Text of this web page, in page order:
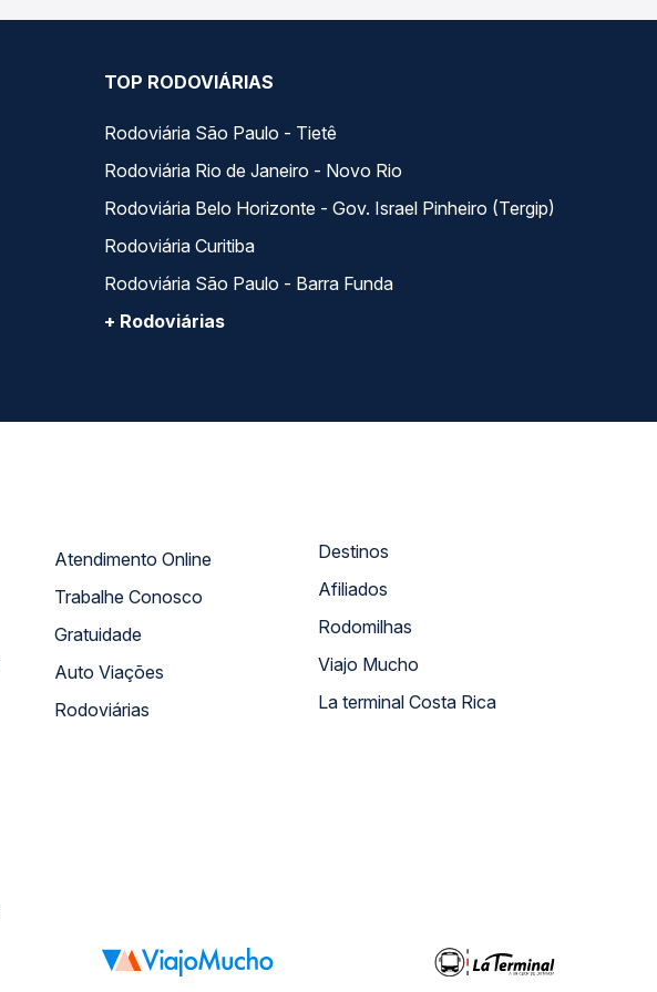
TOP RODOVIÁRIAS
Rodoviária São Paulo - Tietê
Rodoviária Rio de Janeiro - Novo Rio
Rodoviária Belo Horizonte - Gov. Israel Pinheiro (Tergip)
Rodoviária Curitiba
Rodoviária São Paulo - Barra Funda
+ Rodoviárias
Atendimento Online
Trabalhe Conosco
Gratuidade
Auto Viações
Rodoviárias
Destinos
Afiliados
Rodomilhas
Viajo Mucho
La terminal Costa Rica